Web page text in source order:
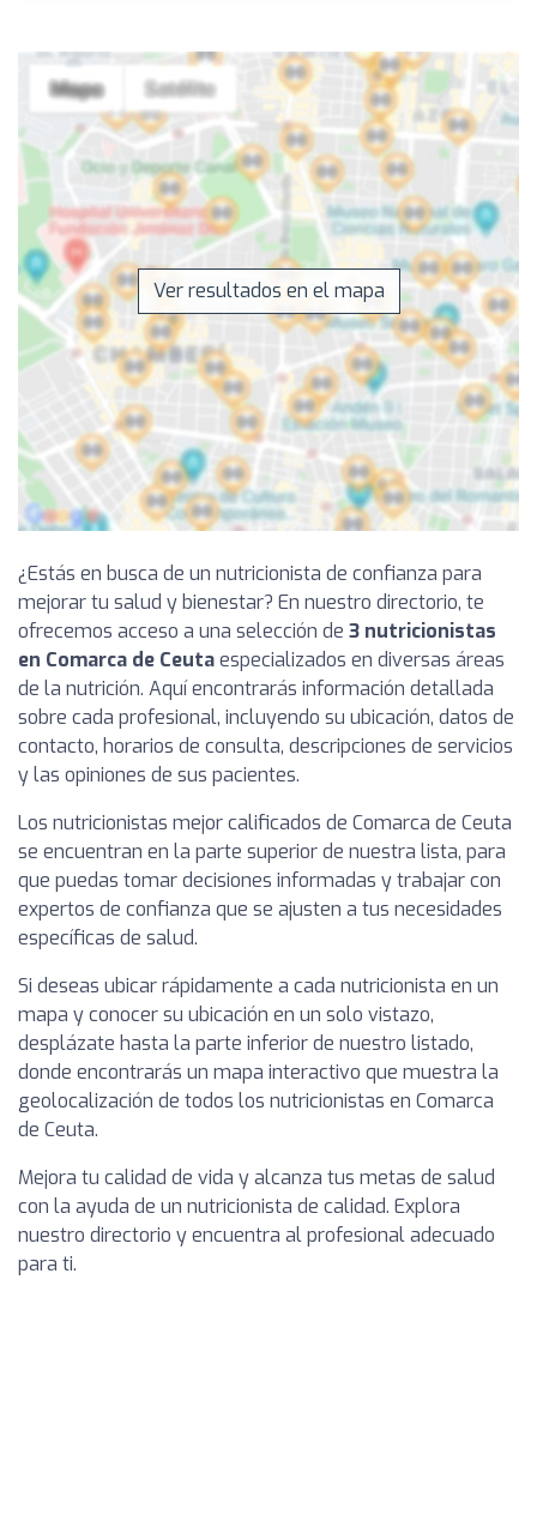
Ver resultados en el mapa
¿Estás en busca de un nutricionista de confianza para
mejorar tu salud y bienestar? En nuestro directorio, te
ofrecemos acceso a una selección de 3 nutricionistas
en Comarca de Ceutaespecializados en diversas áreas
de la nutrición. Aquí encontrarás información detallada
sobre cada profesional, incluyendo su ubicación, datos de
contacto, horarios de consulta, descripciones de servicios
y las opiniones de sus pacientes.
Los nutricionistas mejor calificados de Comarca de Ceuta
se encuentran en la parte superior de nuestra lista, para
que puedas tomar decisiones informadas y trabajar con
expertos de confianza que se ajusten a tus necesidades
específicas de salud.
Si deseas ubicar rápidamente a cada nutricionista en un
mapa y conocer su ubicación en un solo vistazo,
desplázate hasta la parte inferior de nuestro listado,
donde encontrarás un mapa interactivo que muestra la
geolocalización de todos los nutricionistas en Comarca
de Ceuta.
Mejora tu calidad de vida y alcanza tus metas de salud
con la ayuda de un nutricionista de calidad. Explora
nuestro directorio y encuentra al profesional adecuado
para ti.